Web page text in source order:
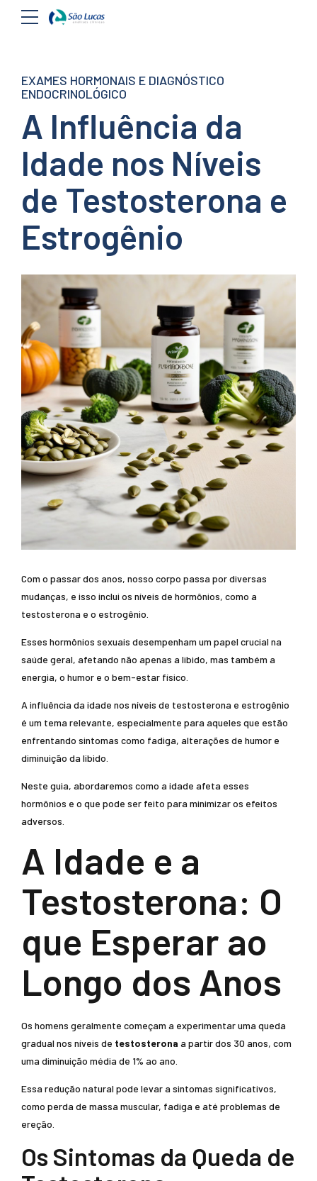
EXAMES HORMONAIS E DIAGNÓSTICO
ENDOCRINOLÓGICO
A Influência da
Idade nos Níveis
de Testosterona e
Estrogênio
Com o passar dos anos, nosso corpo passa por diversas
mudanças, e isso inclui os níveis de hormônios, como a
testosterona e o estrogênio.
Esses hormônios sexuais desempenham um papel crucial na
saúde geral, afetando não apenas a libido, mas também a
energia, o humor e o bem-estar físico.
A influência da idade nos níveis de testosterona e estrogênio
é um tema relevante, especialmente para aqueles que estão
enfrentando sintomas como fadiga, alterações de humor e
diminuição da libido.
Neste guia, abordaremos como a idade afeta esses
hormônios e o que pode ser feito para minimizar os efeitos
adversos.
A Idade e a
Testosterona: O
que Esperar ao
Longo dos Anos
Os homens geralmente começam a experimentar uma queda
gradual nos níveis de testosterona a partir dos 30 anos, com
uma diminuição média de 1% ao ano.
Essa redução natural pode levar a sintomas significativos,
como perda de massa muscular, fadiga e até problemas de
ereção.
Os Sintomas da Queda de